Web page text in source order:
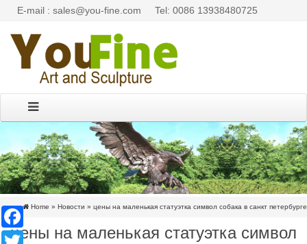
E-mail : sales@you-fine.com Tel: 0086 13938480725
Home » Новости » цены на маленькая статуэтка символ собака в санкт петербурге
цены на маленькая статуэтка символ
Facebook
Twitter